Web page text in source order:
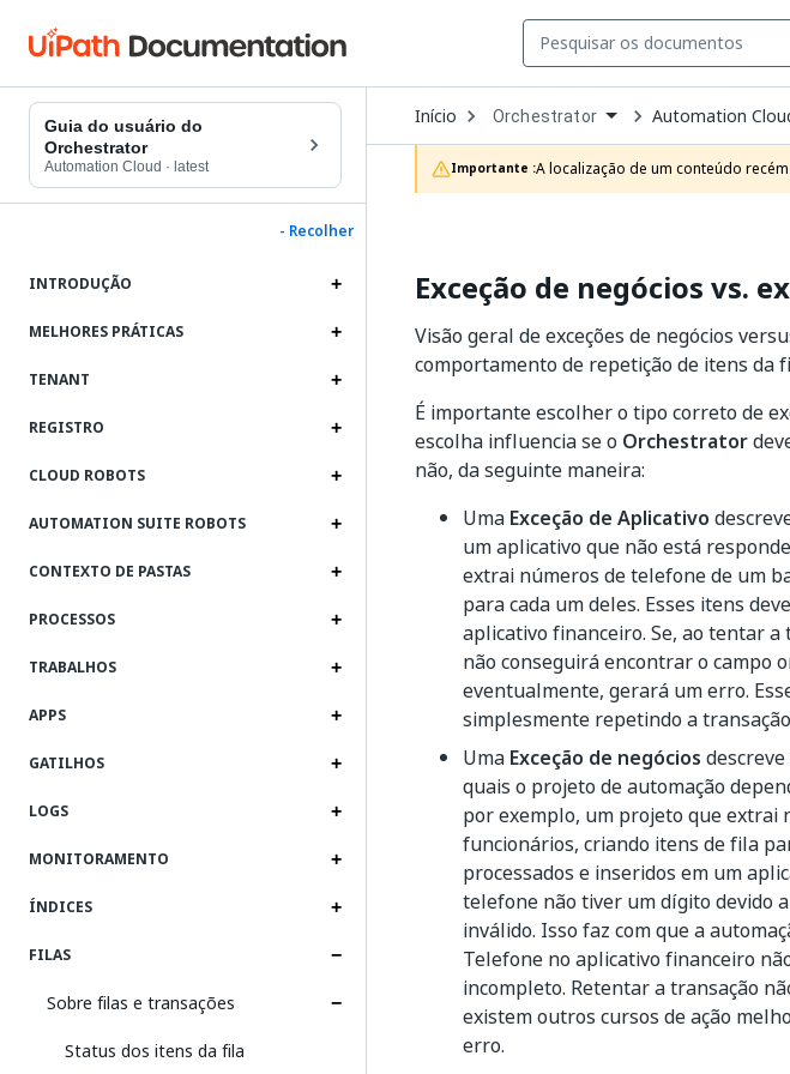
Guia do usuário do
Orchestrator
Automation Cloud · latest
- Recolher
INTRODUÇÃO
MELHORES PRÁTICAS
TENANT
REGISTRO
CLOUD ROBOTS
AUTOMATION SUITE ROBOTS
CONTEXTO DE PASTAS
PROCESSOS
TRABALHOS
APPS
GATILHOS
LOGS
MONITORAMENTO
ÍNDICES
FILAS
Sobre filas e transações
Status dos itens da fila
Início Open
Dropdown
to
choose
product
Orchestrator Automation
Importante :A localização de um conteúdo
Exceção de negócios vs.
Visão geral de exceções de negócios
comportamento de repetição de itens da
É importante escolher o tipo correto de
escolha influencia se o Orchestrator
não, da seguinte maneira:
Uma Exceção de Aplicativo
um aplicativo que não está
extrai números de telefone de um
para cada um deles. Esses itens
aplicativo financeiro. Se, ao tentar
não conseguirá encontrar o campo
eventualmente, gerará um erro.
simplesmente repetindo a
Uma Exceção de negócios
quais o projeto de automação
por exemplo, um projeto que extrai
funcionários, criando itens de fila
processados e inseridos em um
telefone não tiver um dígito devido
inválido. Isso faz com que a
Telefone no aplicativo financeiro
incompleto. Retentar a transação
existem outros cursos de ação
erro.